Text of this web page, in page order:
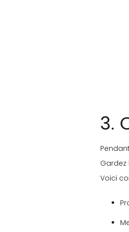
3.
Gardez
Voici